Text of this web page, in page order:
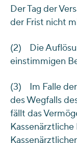
Der Tag der
der Frist nicht
(2) Die
einstimmigen
(3) Im Falle
des Wegfalls
fällt das